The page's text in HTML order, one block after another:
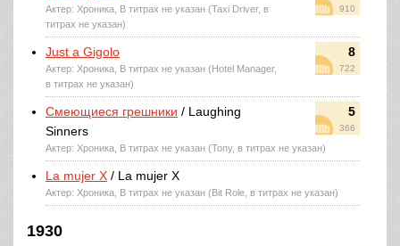
910
Актер: Хроника, В титрах не указан (Taxi Driver, в
титрах не указан)
8
722
Just a Gigolo
Актер: Хроника, В титрах не указан (Hotel Manager,
в титрах не указан)
5
366
Смеющиеся грешники / Laughing
Sinners
Актер: Хроника, В титрах не указан (Tony, в титрах не указан)
La mujer X / La mujer X
Актер: Хроника, В титрах не указан (Bit Role, в титрах не указан)
1930